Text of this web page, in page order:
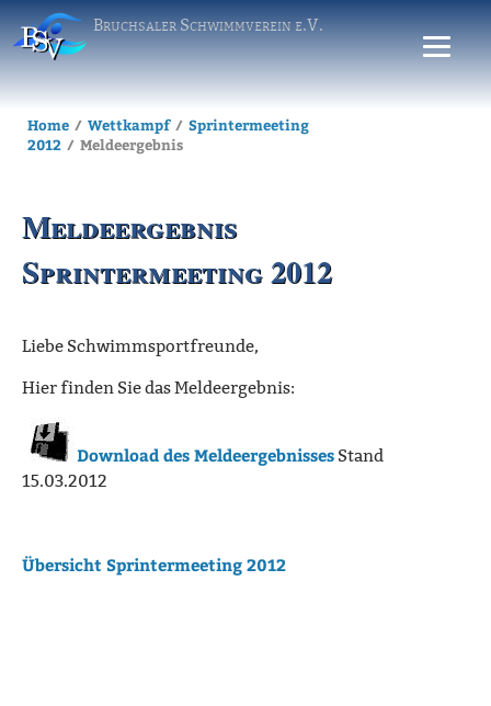
Bruchsaler Schwimmverein e.V.
Home Wettkampf Sprintermeeting
2012
Meldeergebnis
Meldeergebnis
Sprintermeeting 2012
Liebe Schwimmsportfreunde,
Hier finden Sie das Meldeergebnis:
Download des Meldeergebnisses Stand
15.03.2012
Übersicht Sprintermeeting 2012